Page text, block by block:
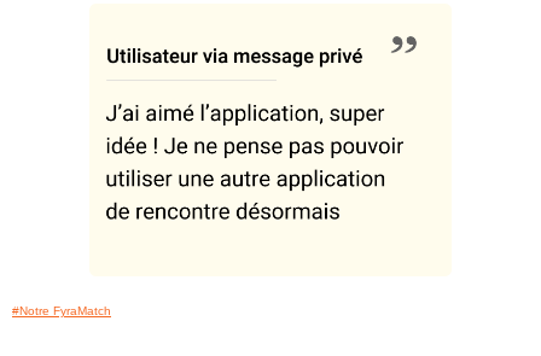
#Notre FyraMatch